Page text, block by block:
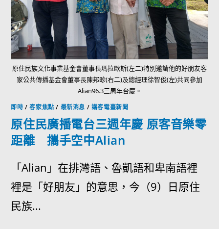
原住民族文化事業基金會董事長瑪拉歐斯(左二)特別邀請他的好朋友客
家公共傳播基金會董事長陳邦畛(右二)及總經理徐智俊(左)共同參加
Alian96.3三周年台慶。
即時 /客家焦點 / 最新消息 / 講客電臺新聞
原住民廣播電台三週年慶 原客音樂零
距離 攜手空中Alian
「Alian」在排灣語、魯凱語和卑南語裡
裡是「好朋友」的意思，今（9）日原住
民族...